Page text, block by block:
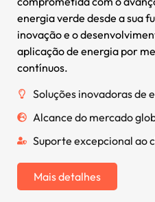
energia verde desde a sua
inovação e o
aplicação de energia por
contínuos.
Soluções inovadoras de
Alcance do mercado
Suporte excepcional ao
Mais detalhes